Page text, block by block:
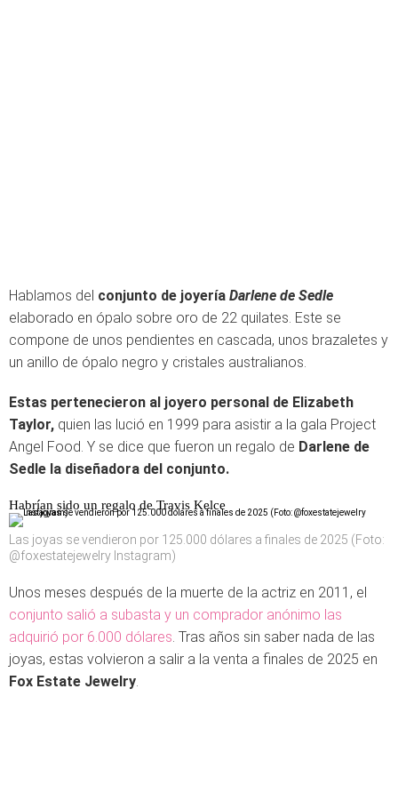
Hablamos del conjunto de joyería Darlene de Sedle
elaborado en ópalo sobre oro de 22 quilates. Este se
compone de unos pendientes en cascada, unos brazaletes y
un anillo de ópalo negro y cristales australianos.
Estas pertenecieron al joyero personal de Elizabeth
Taylor, quien las lució en 1999 para asistir a la gala Project
Angel Food. Y se dice que fueron un regalo de Darlene de
Sedle la diseñadora del conjunto.
Habrían sido un regalo de Travis Kelce
Las joyas se vendieron por 125.000 dólares a finales de 2025 (Foto:
@foxestatejewelry Instagram)
Unos meses después de la muerte de la actriz en 2011, el
conjunto salió a subasta y un comprador anónimo las
adquirió por 6.000 dólares. Tras años sin saber nada de las
joyas, estas volvieron a salir a la venta a finales de 2025 en
Fox Estate Jewelry.